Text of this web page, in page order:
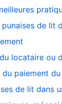
de lit
locataire ou
paiement
de lit dans